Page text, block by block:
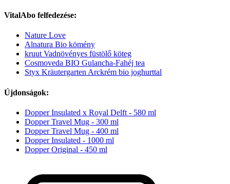
VitalAbo felfedezése:
Nature Love
Alnatura Bio kömény
kruut Vadnövényes füstölő köteg
Cosmoveda BIO Gulancha-Fahéj tea
Styx Kräutergarten Arckrém bio joghurttal
Újdonságok:
Dopper Insulated x Royal Delft - 580 ml
Dopper Travel Mug - 300 ml
Dopper Travel Mug - 400 ml
Dopper Insulated - 1000 ml
Dopper Original - 450 ml